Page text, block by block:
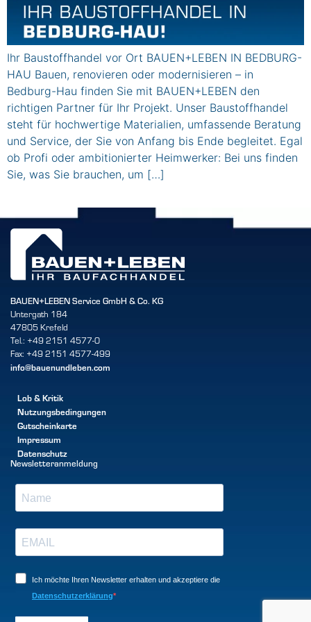
Ihr Baustoffhandel vor Ort BAUEN+LEBEN IN BEDBURG-
HAU Bauen, renovieren oder modernisieren – in
Bedburg-Hau finden Sie mit BAUEN+LEBEN den
richtigen Partner für Ihr Projekt. Unser Baustoffhandel
steht für hochwertige Materialien, umfassende Beratung
und Service, der Sie von Anfang bis Ende begleitet. Egal
ob Profi oder ambitionierter Heimwerker: Bei uns finden
Sie, was Sie brauchen, um […]
BAUEN+LEBEN Service GmbH & Co. KG
Untergath 184
47805 Krefeld
Tel.: +49 2151 4577-0
Fax: +49 2151 4577-499
info@bauenundleben.com
Lob & Kritik
Nutzungsbedingungen
Gutscheinkarte
Impressum
Datenschutz
Newsletteranmeldung
Ich möchte Ihren Newsletter erhalten und akzeptiere die
Datenschutzerklärung